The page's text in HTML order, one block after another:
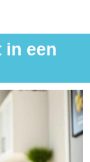
in een